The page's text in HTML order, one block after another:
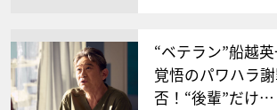
“ベテラン”船越
覚悟のパワハラ
否！“後輩”だけ…